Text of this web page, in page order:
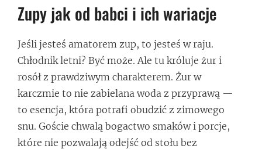
Zupy jak od babci i ich wariacje
Jeśli jesteś amatorem zup, to jesteś w raju.
Chłodnik letni? Być może. Ale tu króluje żur i
rosół z prawdziwym charakterem. Żur w
karczmie to nie zabielana woda z przyprawą —
to esencja, która potrafi obudzić z zimowego
snu. Goście chwalą bogactwo smaków i porcje,
które nie pozwalają odejść od stołu bez